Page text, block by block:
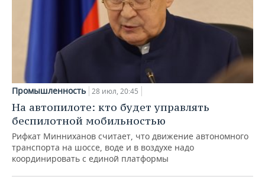
Промышленность 28 июл, 20:45
На автопилоте: кто будет управлять
беспилотной мобильностью
Рифкат Минниханов считает, что движение автономного
транспорта на шоссе, воде и в воздухе надо
координировать с единой платформы